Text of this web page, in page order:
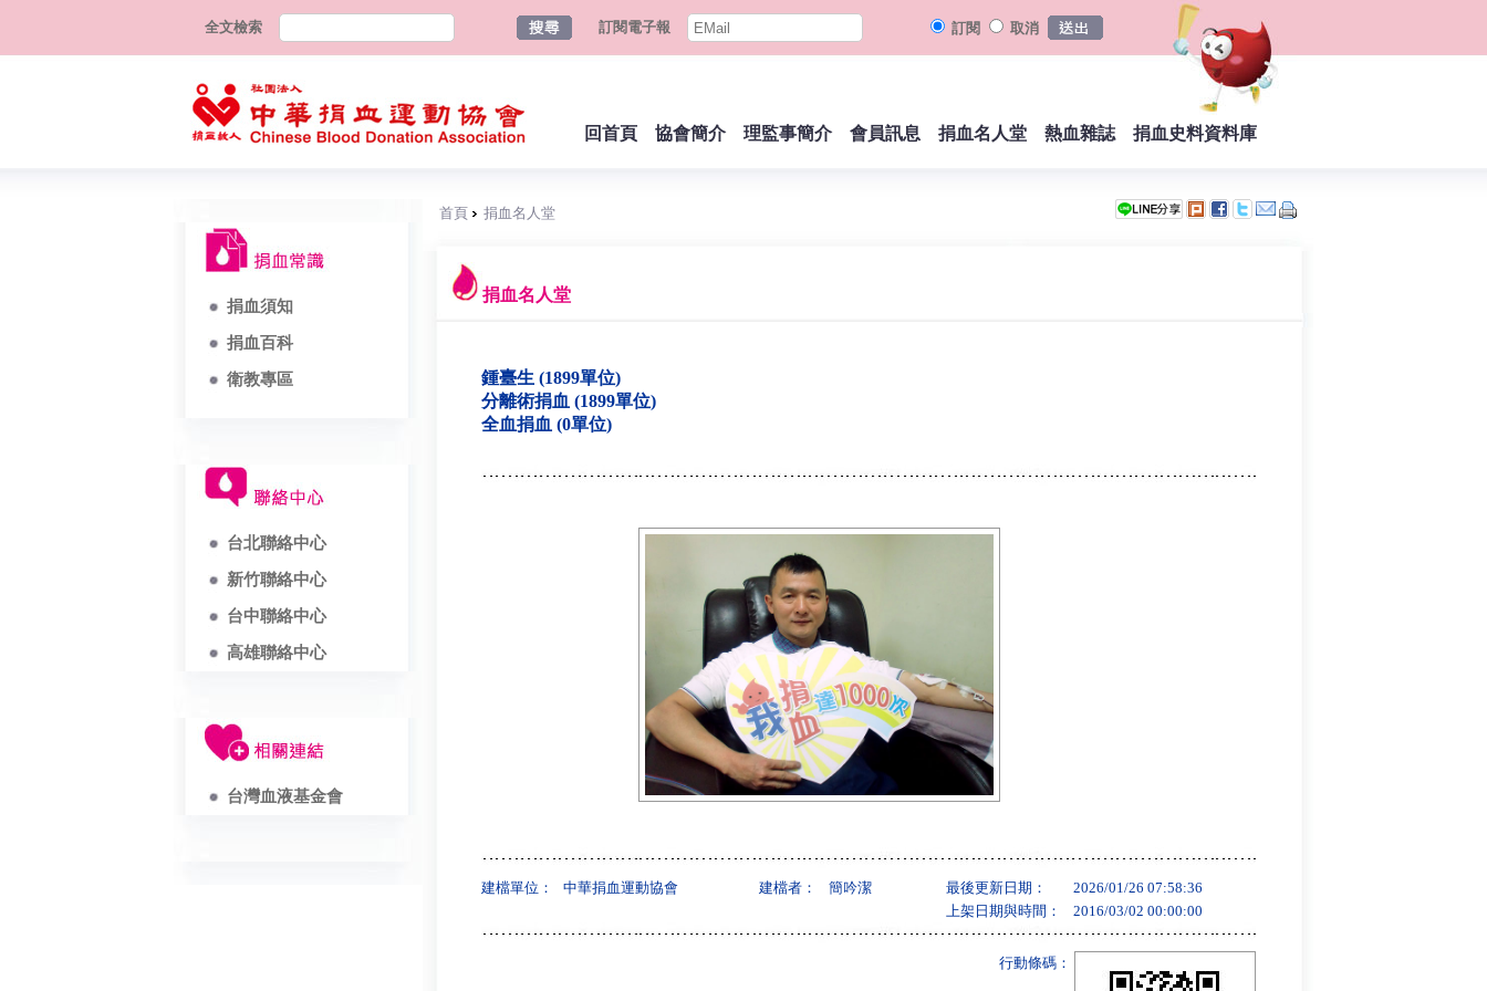
全文檢索 訂閱電子報 訂閱 取消
回首頁 協會簡介 理監事簡介 會員訊息 捐血名人堂 熱血雜誌 捐血史料資料庫
捐血須知
捐血百科
衛教專區
台北聯絡中心
新竹聯絡中心
台中聯絡中心
高雄聯絡中心
台灣血液基金會
首頁 捐血名人堂
捐血名人堂
鍾臺生 (1899單位)
分離術捐血 (1899單位)
全血捐血 (0單位)
建檔單位： 中華捐血運動協會 建檔者： 簡吟潔 最後更新日期：
2026/01/26 07:58:36
上架日期與時間：
2016/03/02 00:00:00
行動條碼：